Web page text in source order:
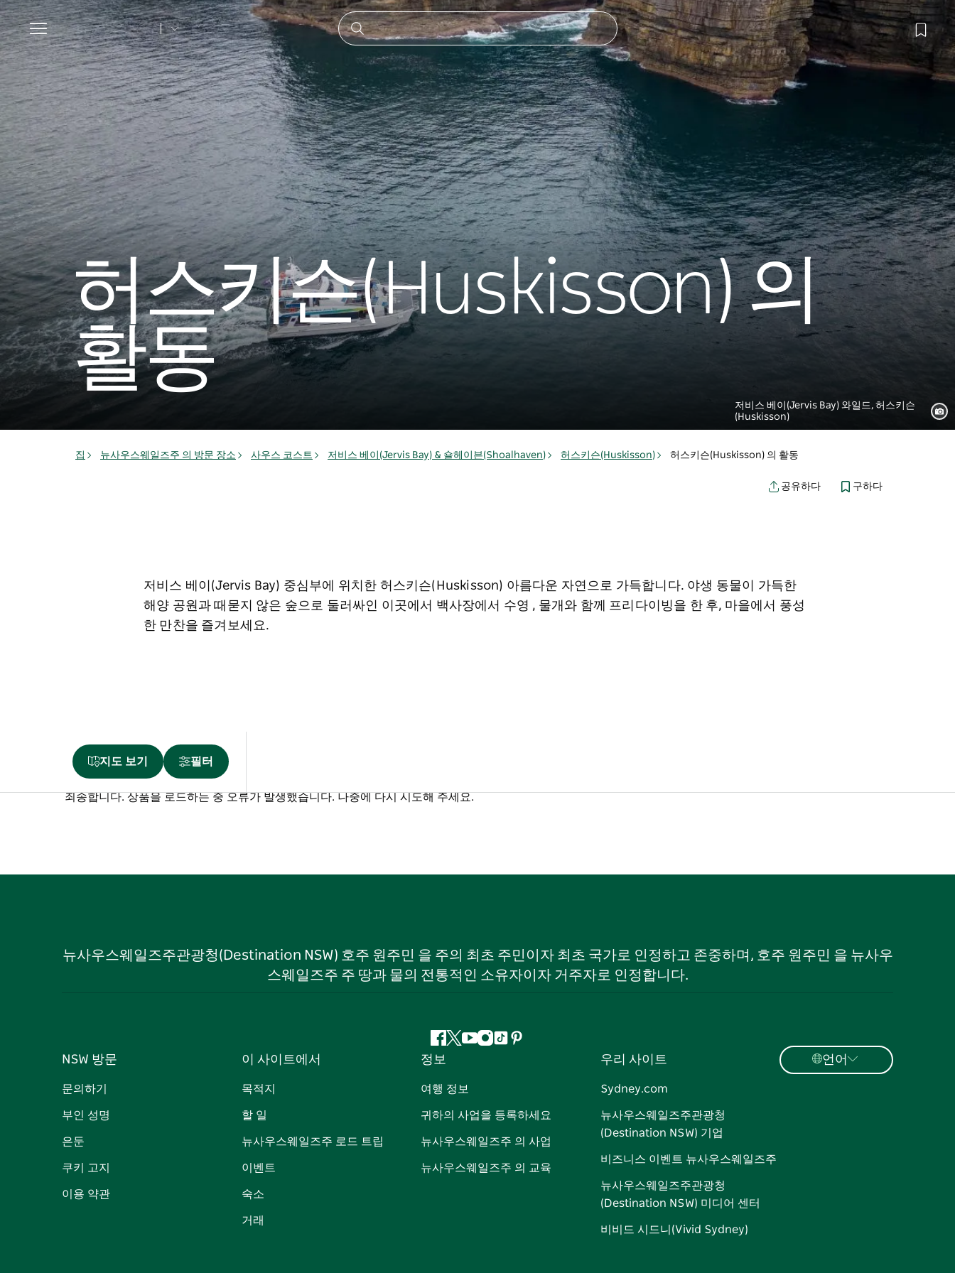
Toggle
navigation
허스키슨(Huskisson) 의
활동
저비스 베이(Jervis Bay) 와일드, 허스키슨
(Huskisson)
집 뉴사우스웨일즈주 의 방문 장소 사우스 코스트 저비스 베이(Jervis Bay) & 숄헤이븐(Shoalhaven) 허스키슨(Huskisson) 허스키슨(Huskisson) 의 활동
공유하다 구하다
저비스 베이(Jervis Bay) 중심부에 위치한 허스키슨(Huskisson) 아름다운 자연으로 가득합니다. 야생 동물이 가득한
해양 공원과 때묻지 않은 숲으로 둘러싸인 이곳에서 백사장에서 수영 , 물개와 함께 프리다이빙을 한 후, 마을에서 풍성
한 만찬을 즐겨보세요.
지도 보기 필터
죄송합니다. 상품을 로드하는 중 오류가 발생했습니다. 나중에 다시 시도해 주세요.
뉴사우스웨일즈주관광청(Destination NSW) 호주 원주민 을 주의 최초 주민이자 최초 국가로 인정하고 존중하며, 호주 원주민 을 뉴사우
스웨일즈주 주 땅과 물의 전통적인 소유자이자 거주자로 인정합니다.
페
이
북
지
다
유 인
램
틱
핀
트
NSW 방문
문의하기
부인 성명
은둔
쿠키 고지
이용 약관
이 사이트에서
목적지
할 일
뉴사우스웨일즈주 로드 트립
이벤트
숙소
거래
정보
여행 정보
귀하의 사업을 등록하세요
뉴사우스웨일즈주 의 사업
뉴사우스웨일즈주 의 교육
우리 사이트
Sydney.com
뉴사우스웨일즈주관광청
(Destination NSW) 기업
비즈니스 이벤트 뉴사우스웨일즈주
뉴사우스웨일즈주관광청
(Destination NSW) 미디어 센터
비비드 시드니(Vivid Sydney)
언어